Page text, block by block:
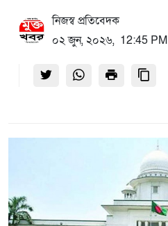
নিজস্ব প্রতিবেদক
০২ জুন, ২০২৬, 12:45 PM